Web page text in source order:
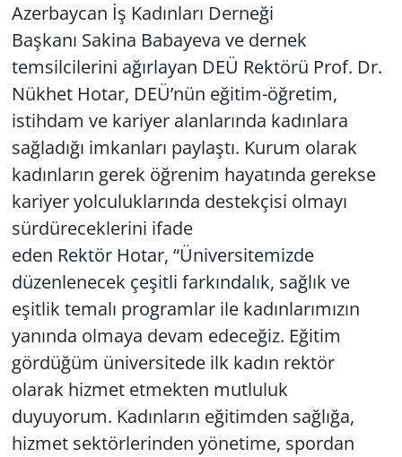
Azerbaycan İş Kadınları Derneği
Başkanı Sakina Babayeva ve dernek
temsilcilerini ağırlayan DEÜ Rektörü Prof. Dr.
Nükhet Hotar, DEÜ’nün eğitim-öğretim,
istihdam ve kariyer alanlarında kadınlara
sağladığı imkanları paylaştı. Kurum olarak
kadınların gerek öğrenim hayatında gerekse
kariyer yolculuklarında destekçisi olmayı
sürdüreceklerini ifade
eden Rektör Hotar, “Üniversitemizde
düzenlenecek çeşitli farkındalık, sağlık ve
eşitlik temalı programlar ile kadınlarımızın
yanında olmaya devam edeceğiz. Eğitim
gördüğüm üniversitede ilk kadın rektör
olarak hizmet etmekten mutluluk
duyuyorum. Kadınların eğitimden sağlığa,
hizmet sektörlerinden yönetime, spordan